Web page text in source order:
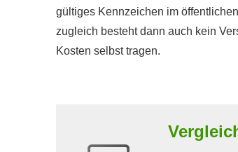
gültiges Kenn­zeichen im
zugleich besteht dann auch kein
Kosten selbst tragen.